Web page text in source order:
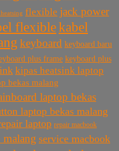
flexible jack power
flexiblekabel
keyboard keyboard baru
plus frame keyboard plus
kipas heatsink laptop
bekas malang
laptop bekas
laptop bekas malang
laptop repair macbook
malang service macbook